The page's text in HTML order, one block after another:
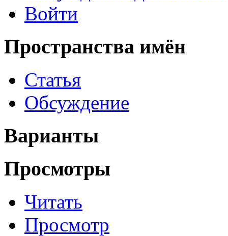
Войти
Пространства имён
Статья
Обсуждение
Варианты
Просмотры
Читать
Просмотр